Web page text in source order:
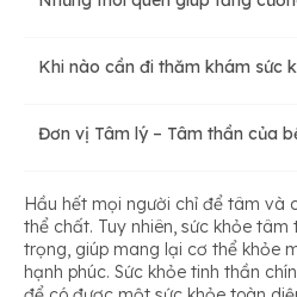
Dành thời gian làm những điều
Vận động và ăn uống cân
Khi nào cần đi thăm khám sức
Đơn vị Tâm lý – Tâm thần của
Hầu hết mọi người chỉ để tâm và
thể chất. Tuy nhiên, sức khỏe
trọng, giúp mang lại cơ thể khỏe
hạnh phúc. Sức khỏe tinh thần